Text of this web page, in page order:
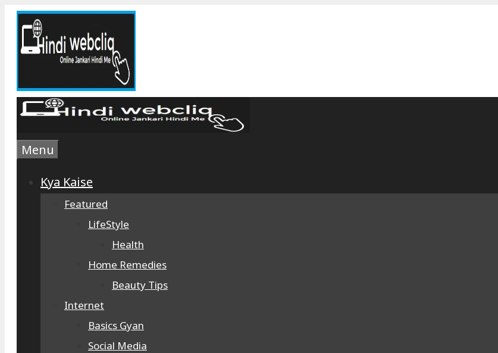
Skip
content
Menu
Kya Kaise
Featured
LifeStyle
Health
Home Remedies
Beauty Tips
Internet
Basics Gyan
Social Media